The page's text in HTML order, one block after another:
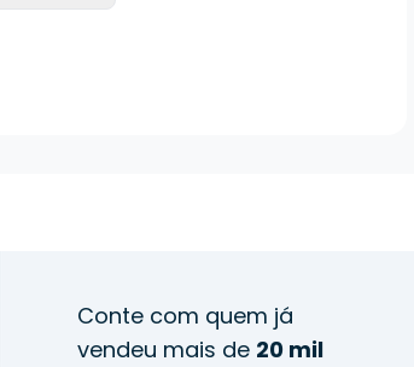
Conte com quem já
vendeu mais de 20 mil